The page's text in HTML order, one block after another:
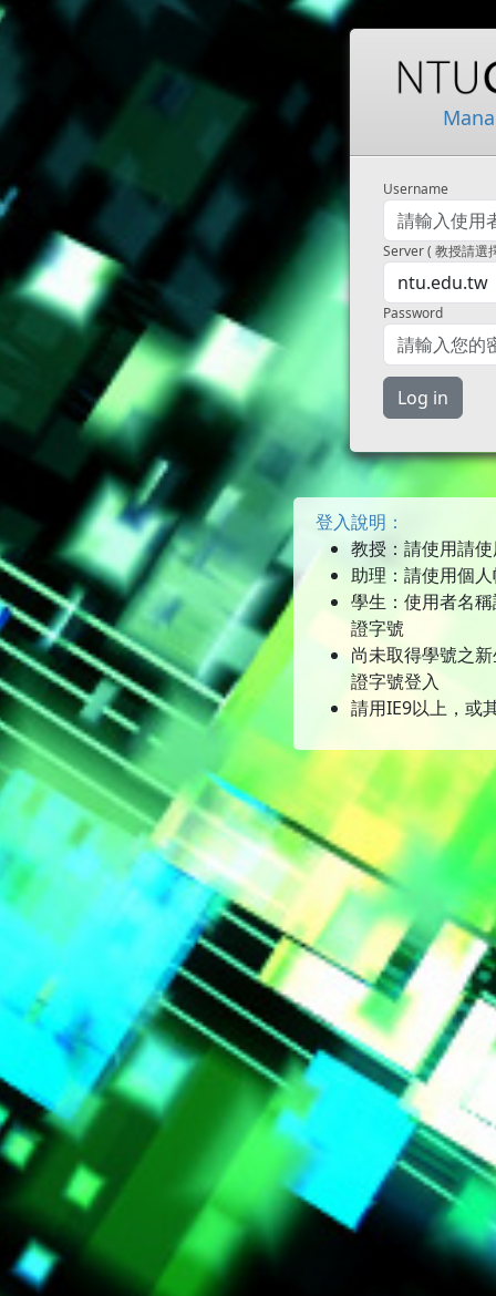
Username
Server ( 教授請選
Password
Log in
登入說明：
教授：請使用請
助理：請使用個
學生：使用者名
證字號
尚未取得學號之
證字號登入
請用IE9以上，或